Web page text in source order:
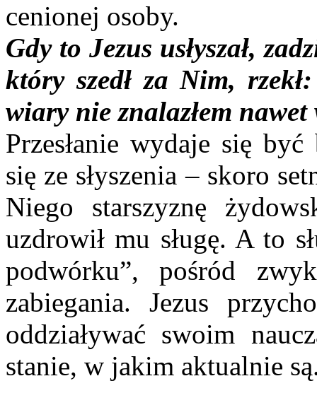
cenionej osoby.
Gdy to Jezus usłyszał,
który szedł za Nim,
wiary nie znalazłem
Przesłanie wydaje się
się ze słyszenia – skoro
Niego starszyznę
uzdrowił mu sługę. A to
podwórku”, pośród
zabiegania. Jezus
oddziaływać swoim
stanie, w jakim aktualnie